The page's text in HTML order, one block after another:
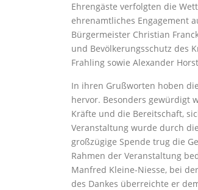
Ehrengäste verfolgten die
ehrenamtliches Engagement
Bürgermeister Christian
und Bevölkerungsschutz des
Frahling sowie Alexander
In ihren Grußworten hoben
hervor. Besonders gewürdigt
Kräfte und die Bereitschaft,
Veranstaltung wurde durch
großzügige Spende trug die
Rahmen der Veranstaltung
Manfred Kleine-Niesse, bei
des Dankes überreichte er